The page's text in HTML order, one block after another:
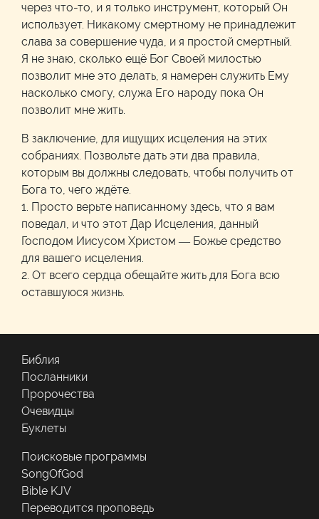
через что-то, и я только инструмент, который Он
использует. Никакому смертному не принадлежит
слава за совершение чуда, и я простой смертный.
Я не знаю, сколько ещё Бог Своей милостью
позволит мне это делать, я намерен служить Ему
насколько смогу, служа Его народу пока Он
позволит мне жить.
В заключение, для ищущих исцеления на этих
собраниях. Позвольте дать эти два правила,
которым вы должны следовать, чтобы получить от
Бога то, чего ждёте.
1. Просто верьте написанному здесь, что я вам
поведал, и что этот Дар Исцеления, данный
Господом Иисусом Христом — Божье средство
для вашего исцеления.
2. От всего сердца обещайте жить для Бога всю
оставшуюся жизнь.
Библия
Посланники
Пророчества
Очевидцы
Буклеты
Поисковые программы
SongOfGod
Bible KJV
Переводится проповедь